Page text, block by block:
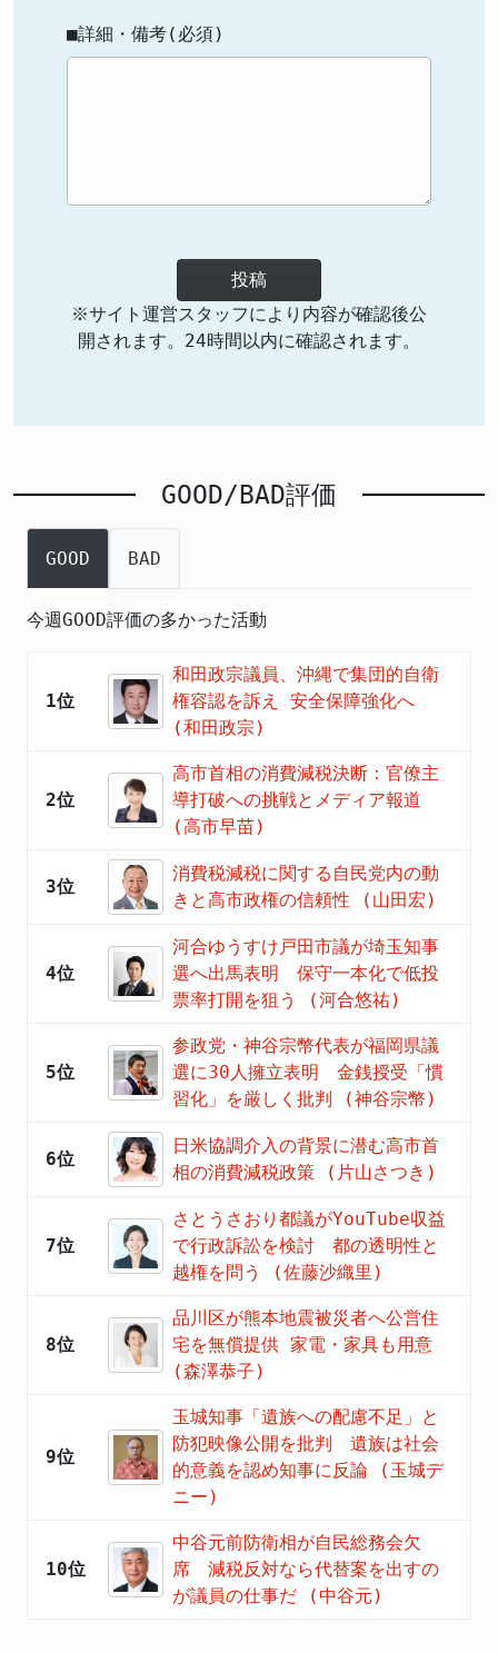
■詳細・備考(必須)
投稿
※サイト運営スタッフにより内容が確認後公
開されます。24時間以内に確認されます。
GOOD/BAD評価
GOOD BAD
今週GOOD評価の多かった活動
1位
和田政宗議員、沖縄で集団的自衛
権容認を訴え 安全保障強化へ
(和田政宗)
2位
高市首相の消費減税決断：官僚主
導打破への挑戦とメディア報道
(高市早苗)
3位
消費税減税に関する自民党内の動
きと高市政権の信頼性 (山田宏)
4位
河合ゆうすけ戸田市議が埼玉知事
選へ出馬表明 保守一本化で低投
票率打開を狙う (河合悠祐)
5位
参政党・神谷宗幣代表が福岡県議
選に30人擁立表明 金銭授受「慣
習化」を厳しく批判 (神谷宗幣)
6位
日米協調介入の背景に潜む高市首
相の消費減税政策 (片山さつき)
7位
さとうさおり都議がYouTube収益
で行政訴訟を検討 都の透明性と
越権を問う (佐藤沙織里)
8位
品川区が熊本地震被災者へ公営住
宅を無償提供 家電・家具も用意
(森澤恭子)
9位
玉城知事「遺族への配慮不足」と
防犯映像公開を批判 遺族は社会
的意義を認め知事に反論 (玉城デ
ニー)
10位
中谷元前防衛相が自民総務会欠
席 減税反対なら代替案を出すの
が議員の仕事だ (中谷元)